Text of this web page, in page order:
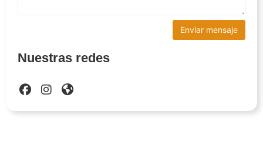
Nuestras redes